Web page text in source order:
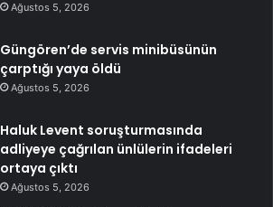
Ağustos 5, 2026
Güngören’de servis minibüsünün
çarptığı yaya öldü
Ağustos 5, 2026
Haluk Levent soruşturmasında
adliyeye çağrılan ünlülerin ifadeleri
ortaya çıktı
Ağustos 5, 2026